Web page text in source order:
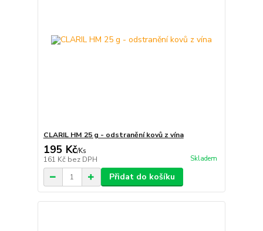
CLARIL HM 25 g - odstranění kovů z vína
195 Kč/Ks
161 Kč bez DPH Skladem
Přidat do košíku